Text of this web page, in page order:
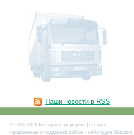
Наши новости в RSS
© 2005-2026 Все права защищены | О сайте.
продвижение и поддержка сайтов - веб-студия Obsudim.